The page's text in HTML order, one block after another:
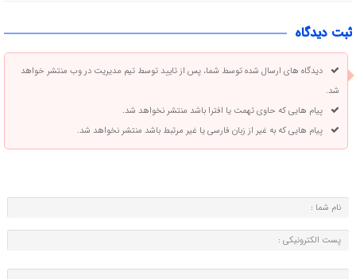
ثبت دیدگاه
دیدگاه های ارسال شده توسط شما، پس از تایید توسط تیم مدیریت در وب منتشر خواهد
شد.
پیام هایی که حاوی تهمت یا افترا باشد منتشر نخواهد شد.
پیام هایی که به غیر از زبان فارسی یا غیر مرتبط باشد منتشر نخواهد شد.